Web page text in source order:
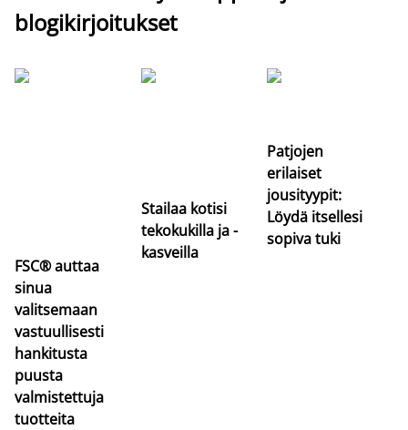
blogikirjoitukset
FSC® auttaa
sinua
valitsemaan
vastuullisesti
hankitusta
puusta
valmistettuja
tuotteita
Stailaa kotisi
tekokukilla ja -
kasveilla
Patjojen
erilaiset
jousityypit:
Löydä itsellesi
sopiva tuki